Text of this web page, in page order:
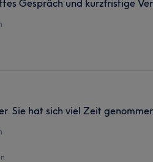
Gespräch und kurzfristige
Sie hat sich viel Zeit